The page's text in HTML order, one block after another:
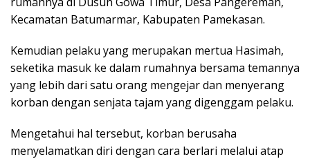
Kecamatan Batumarmar, Kabupaten Pamekasan.
Kemudian pelaku yang merupakan mertua Hasimah,
seketika masuk ke dalam rumahnya bersama temannya
yang lebih dari satu orang mengejar dan menyerang
korban dengan senjata tajam yang digenggam pelaku.
Mengetahui hal tersebut, korban berusaha
menyelamatkan diri dengan cara berlari melalui atap